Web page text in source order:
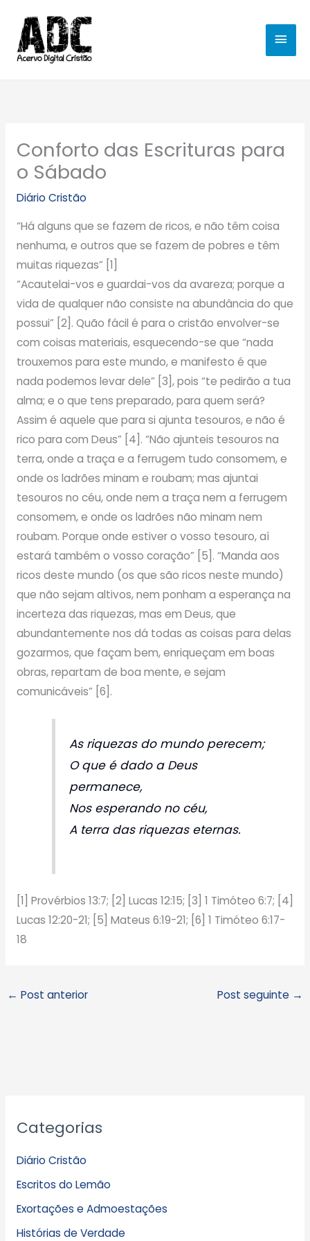
para
conteúdo
Conforto das Escrituras para
o Sábado
Diário Cristão
“Há alguns que se fazem de ricos, e não têm coisa
nenhuma, e outros que se fazem de pobres e têm
muitas riquezas” [1]
“Acautelai-vos e guardai-vos da avareza; porque a
vida de qualquer não consiste na abundância do que
possui” [2]. Quão fácil é para o cristão envolver-se
com coisas materiais, esquecendo-se que “nada
trouxemos para este mundo, e manifesto é que
nada podemos levar dele” [3], pois “te pedirão a tua
alma; e o que tens preparado, para quem será?
Assim é aquele que para si ajunta tesouros, e não é
rico para com Deus” [4]. “Não ajunteis tesouros na
terra, onde a traça e a ferrugem tudo consomem, e
onde os ladrões minam e roubam; mas ajuntai
tesouros no céu, onde nem a traça nem a ferrugem
consomem, e onde os ladrões não minam nem
roubam. Porque onde estiver o vosso tesouro, aí
estará também o vosso coração” [5]. “Manda aos
ricos deste mundo (os que são ricos neste mundo)
que não sejam altivos, nem ponham a esperança na
incerteza das riquezas, mas em Deus, que
abundantemente nos dá todas as coisas para delas
gozarmos, que façam bem, enriqueçam em boas
obras, repartam de boa mente, e sejam
comunicáveis” [6].
As riquezas do mundo perecem;
O que é dado a Deus
permanece,
Nos esperando no céu,
A terra das riquezas eternas.
[1] Provérbios 13:7; [2] Lucas 12:15; [3] 1 Timóteo 6:7; [4]
Lucas 12:20-21; [5] Mateus 6:19-21; [6] 1 Timóteo 6:17-
18
← Post anterior Post seguinte →
Categorias
Diário Cristão
Escritos do Lemão
Exortações e Admoestações
Histórias de Verdade
r
i
v
o